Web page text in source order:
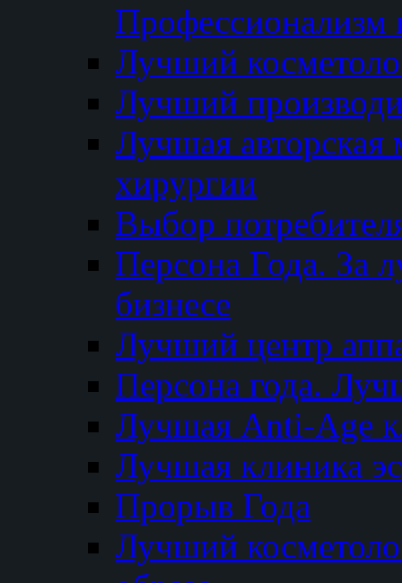
Профессионализм
Лучший
Лучший
Лучшая авторская
хирургии
Выбор
Персона Года. За
бизнесе
Лучший центр
Персона года.
Лучшая Anti-Age
Лучшая клиника
Прорыв Года
Лучший